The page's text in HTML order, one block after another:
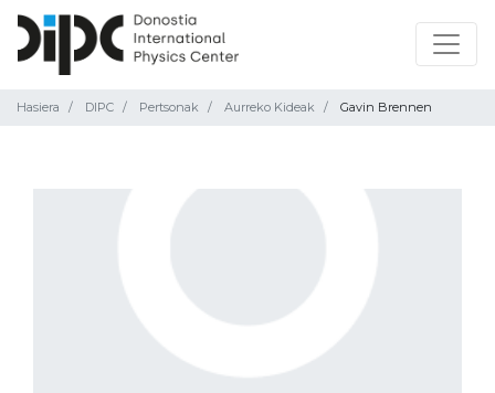
Hasiera DIPC Pertsonak Aurreko Kideak Gavin Brennen